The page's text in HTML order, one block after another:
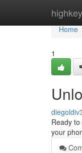
Home
Home
1
Ready
your